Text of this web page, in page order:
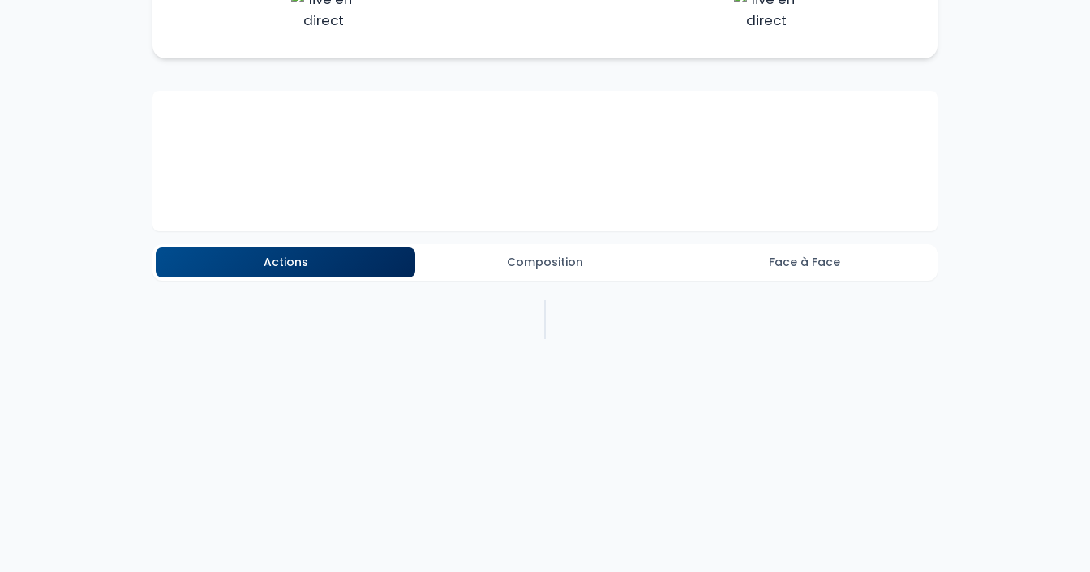
Actions Composition Face à Face